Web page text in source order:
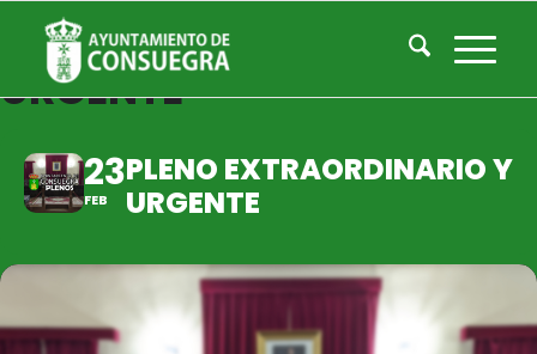
PLENO EXTRAORDINARIO Y
URGENTE
23
FEB
PLENO EXTRAORDINARIO Y
URGENTE